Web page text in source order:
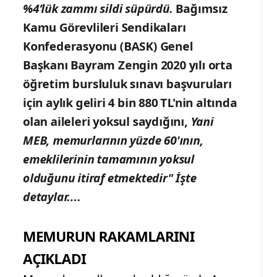
%4’lük zammı sildi süpürdü. Bağımsız
Kamu Görevlileri Sendikaları
Konfederasyonu (BASK) Genel
Başkanı Bayram Zengin 2020 yılı orta
öğretim bursluluk sınavı başvuruları
için aylık geliri 4 bin 880 TL'nin altında
olan aileleri yoksul saydığını, Yani
MEB, memurlarının yüzde 60'ının,
emeklilerinin tamamının yoksul
olduğunu itiraf etmektedir"İşte
detaylar....
MEMURUN RAKAMLARINI
AÇIKLADI